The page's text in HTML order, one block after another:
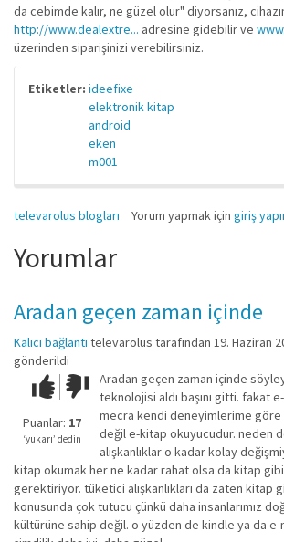
da cebimde kalır, ne güzel olur" diyorsanız, cihazın
http://www.dealextre... adresine gidebilir ve
üzerinden siparişinizi verebilirsiniz.
Etiketler: ideefixe
elektronik kitap
android
eken
m001
televarolus blogları Yorum yapmak için giriş
Yorumlar
Aradan geçen zaman içinde
Kalıcı bağlantı televarolus tarafından 19. Haziran
gönderildi
Çok iyi!O
kadar
iyi
değil!
Puanlar: 17
‘yukarı’ dedin
Aradan geçen zaman içinde
teknolojisi aldı başını gitti. fakat
mecra kendi deneyimlerime
değil e-kitap okuyucudur. neden
alışkanlıklar o kadar kolay
kitap okumak her ne kadar rahat olsa da kitap gibi
gerektiriyor. tüketici alışkanlıkları da zaten kitap
konusunda çok tutucu çünkü daha insanlarımız
kültürüne sahip değil. o yüzden de kindle ya da